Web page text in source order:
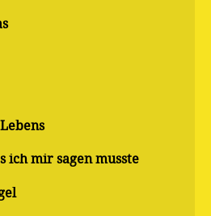
ich mir sagen musste